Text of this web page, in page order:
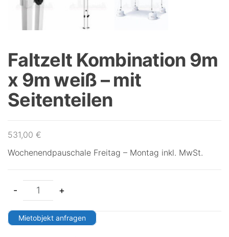
Faltzelt Kombination 9m
x 9m weiß – mit
Seitenteilen
531,00 €
Wochenendpauschale Freitag – Montag inkl. MwSt.
- +
Mietobjekt anfragen